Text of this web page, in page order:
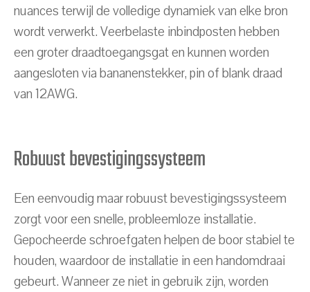
nuances terwijl de volledige dynamiek van elke bron
wordt verwerkt. Veerbelaste inbindposten hebben
een groter draadtoegangsgat en kunnen worden
aangesloten via bananenstekker, pin of blank draad
van 12AWG.
Robuust bevestigingssysteem
Een eenvoudig maar robuust bevestigingssysteem
zorgt voor een snelle, probleemloze installatie.
Gepocheerde schroefgaten helpen de boor stabiel te
houden, waardoor de installatie in een handomdraai
gebeurt. Wanneer ze niet in gebruik zijn, worden